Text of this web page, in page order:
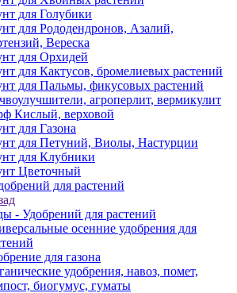
для Голубики
для Рододендронов, Азалий,
Вереска
для Орхидей
для Кактусов, бромелиевых растений
для Пальмы, фикусовых растений
агроперлит, вермикулит
Кислый, верховой
для Газона
для Петуний, Виолы, Настурции
для Клубники
Цветочный
для растений
- Удобрений для растений
осенние удобрения для
для газона
удобрения, навоз, помет,
биогумус, гуматы